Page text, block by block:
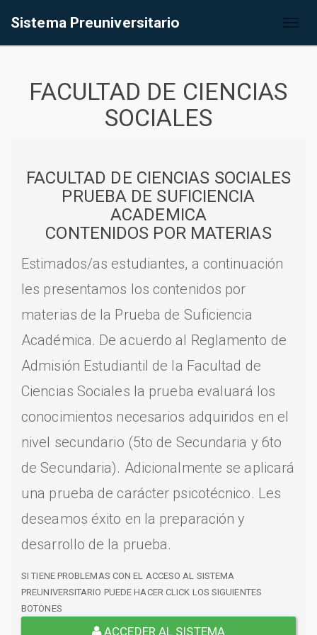
Sistema Preuniversitario
FACULTAD DE CIENCIAS
SOCIALES
FACULTAD DE CIENCIAS SOCIALES
PRUEBA DE SUFICIENCIA
ACADEMICA
CONTENIDOS POR MATERIAS
Estimados/as estudiantes, a continuación
les presentamos los contenidos por
materias de la Prueba de Suficiencia
Académica. De acuerdo al Reglamento de
Admisión Estudiantil de la Facultad de
Ciencias Sociales la prueba evaluará los
conocimientos necesarios adquiridos en el
nivel secundario (5to de Secundaria y 6to
de Secundaria). Adicionalmente se aplicará
una prueba de carácter psicotécnico. Les
deseamos éxito en la preparación y
desarrollo de la prueba.
SI TIENE PROBLEMAS CON EL ACCESO AL SISTEMA
PREUNIVERSITARIO PUEDE HACER CLICK LOS SIGUIENTES
BOTONES
ACCEDER AL SISTEMA